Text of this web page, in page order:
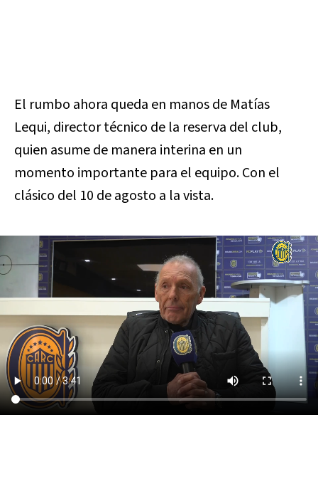
El rumbo ahora queda en manos de Matías
Lequi, director técnico de la reserva del club,
quien asume de manera interina en un
momento importante para el equipo. Con el
clásico del 10 de agosto a la vista.